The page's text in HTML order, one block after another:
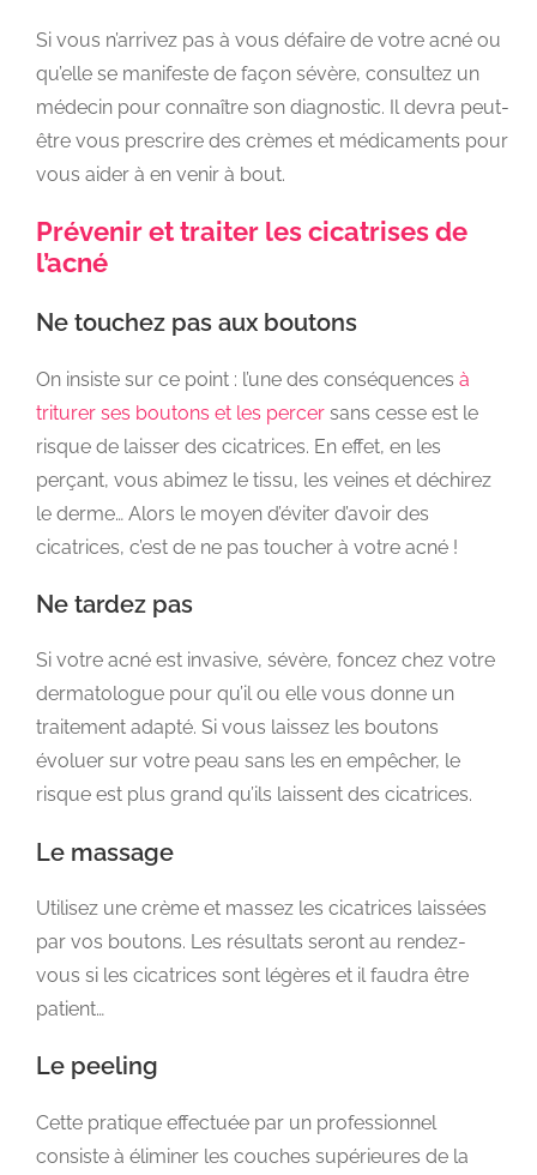
Si vous n’arrivez pas à vous défaire de votre acné ou
qu’elle se manifeste de façon sévère, consultez un
médecin pour connaître son diagnostic. Il devra peut-
être vous prescrire des crèmes et médicaments pour
vous aider à en venir à bout.
Prévenir et traiter les cicatrises de
l’acné
Ne touchez pas aux boutons
On insiste sur ce point : l’une des conséquences à
triturer ses boutons et les percer sans cesse est le
risque de laisser des cicatrices. En effet, en les
perçant, vous abimez le tissu, les veines et déchirez
le derme… Alors le moyen d’éviter d’avoir des
cicatrices, c’est de ne pas toucher à votre acné !
Ne tardez pas
Si votre acné est invasive, sévère, foncez chez votre
dermatologue pour qu’il ou elle vous donne un
traitement adapté. Si vous laissez les boutons
évoluer sur votre peau sans les en empêcher, le
risque est plus grand qu’ils laissent des cicatrices.
Le massage
Utilisez une crème et massez les cicatrices laissées
par vos boutons. Les résultats seront au rendez-
vous si les cicatrices sont légères et il faudra être
patient…
Le peeling
Cette pratique effectuée par un professionnel
consiste à éliminer les couches supérieures de la